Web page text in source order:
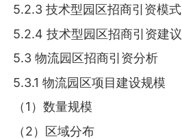
5.2.3 技术型园区招商引资模式
5.2.4 技术型园区招商引资建议
5.3 物流园区招商引资分析
5.3.1 物流园区项目建设规模
（1）数量规模
（2）区域分布